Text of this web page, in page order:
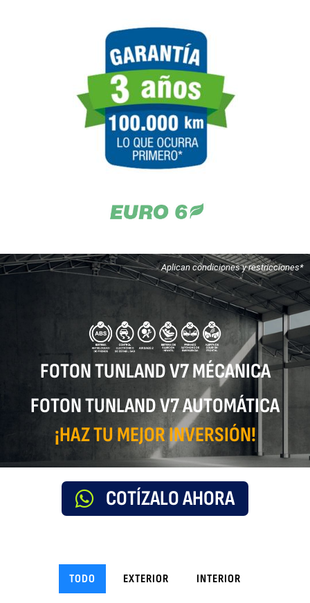
Aplican condiciones y restricciones*
FOTON TUNLAND V7 MÉCANICA
FOTON TUNLAND V7 AUTOMÁTICA
¡HAZ TU MEJOR INVERSIÓN!
COTÍZALO AHORA
TODO EXTERIOR INTERIOR